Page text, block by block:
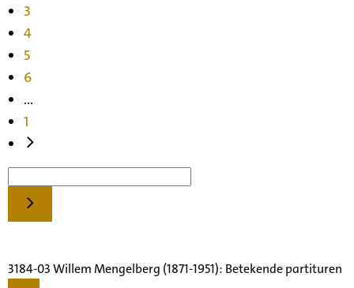
3
4
5
6
...
1
3184-03 Willem Mengelberg (1871-1951): Betekende partituren